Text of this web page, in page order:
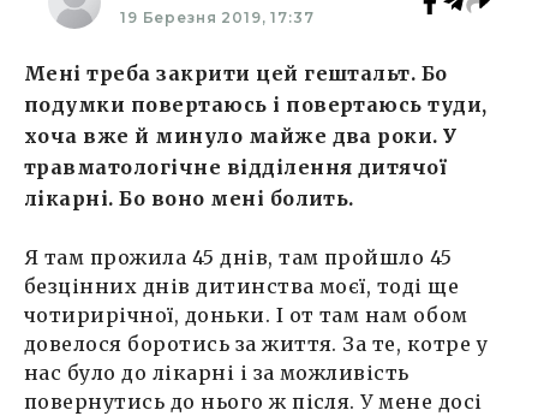
19 Березня 2019, 17:37
Мені треба закрити цей гештальт. Бо
подумки повертаюсь і повертаюсь туди,
хоча вже й минуло майже два роки. У
травматологічне відділення дитячої
лікарні. Бо воно мені болить.
Я там прожила 45 днів, там пройшло 45
безцінних днів дитинства моєї, тоді ще
чотирирічної, доньки. І от там нам обом
довелося боротись за життя. За те, котре у
нас було до лікарні і за можливість
повернутись до нього ж після. У мене досі